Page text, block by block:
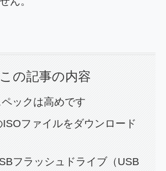
この記事の内容
ックは高めです
ファイルをダウンロード
フラッシュドライブ（USB